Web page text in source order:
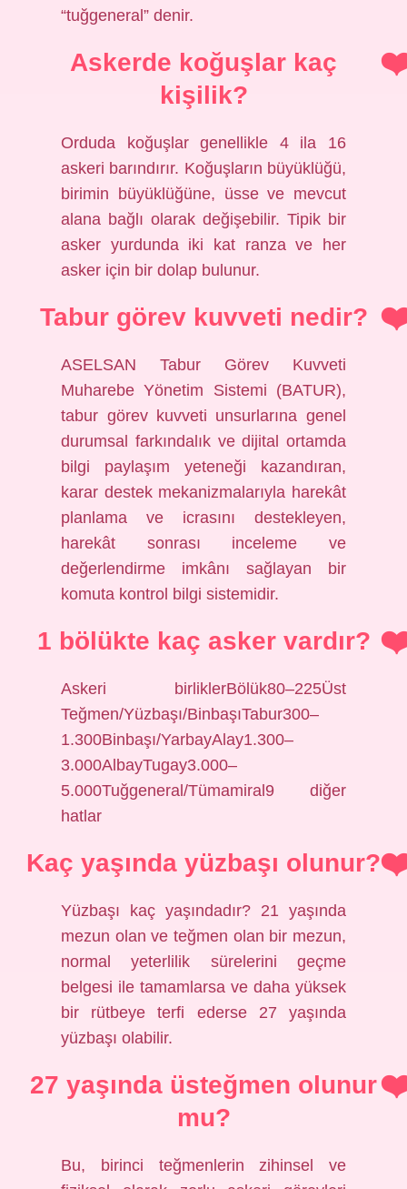
“tuğgeneral” denir.
Askerde koğuşlar kaç
kişilik?
Orduda koğuşlar genellikle 4 ila 16
askeri barındırır. Koğuşların büyüklüğü,
birimin büyüklüğüne, üsse ve mevcut
alana bağlı olarak değişebilir. Tipik bir
asker yurdunda iki kat ranza ve her
asker için bir dolap bulunur.
Tabur görev kuvveti nedir?
ASELSAN Tabur Görev Kuvveti
Muharebe Yönetim Sistemi (BATUR),
tabur görev kuvveti unsurlarına genel
durumsal farkındalık ve dijital ortamda
bilgi paylaşım yeteneği kazandıran,
karar destek mekanizmalarıyla harekât
planlama ve icrasını destekleyen,
harekât sonrası inceleme ve
değerlendirme imkânı sağlayan bir
komuta kontrol bilgi sistemidir.
1 bölükte kaç asker vardır?
Askeri birliklerBölük80–225Üst
Teğmen/Yüzbaşı/BinbaşıTabur300–
1.300Binbaşı/YarbayAlay1.300–
3.000AlbayTugay3.000–
5.000Tuğgeneral/Tümamiral9 diğer
hatlar
Kaç yaşında yüzbaşı olunur?
Yüzbaşı kaç yaşındadır? 21 yaşında
mezun olan ve teğmen olan bir mezun,
normal yeterlilik sürelerini geçme
belgesi ile tamamlarsa ve daha yüksek
bir rütbeye terfi ederse 27 yaşında
yüzbaşı olabilir.
27 yaşında üsteğmen olunur
mu?
Bu, birinci teğmenlerin zihinsel ve